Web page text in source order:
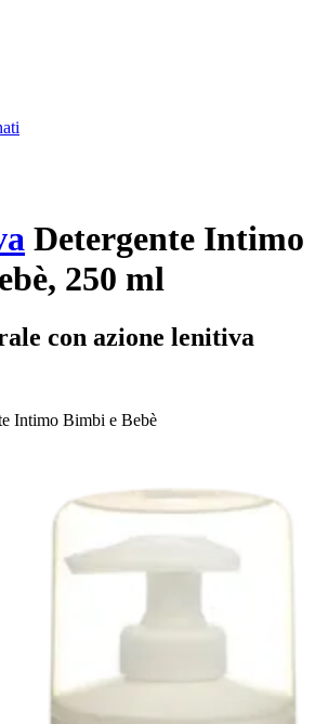
Detergente Intimo
250 ml
con azione lenitiva
Intimo Bimbi e Bebè